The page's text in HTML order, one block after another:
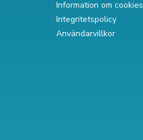
Information om cookies
Integritetspolicy
Användarvillkor